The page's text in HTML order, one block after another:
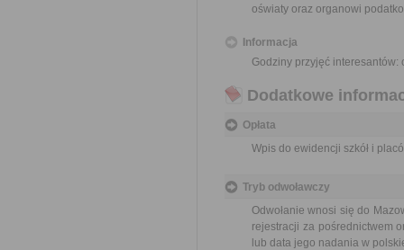
oświaty oraz organowi
Informacja
Godziny przyjęć interesantów:
Dodatkowe
Opłata
Wpis do ewidencji szkół i
Tryb odwoławczy
Odwołanie wnosi się do
rejestracji za pośrednictwem
lub data jego nadania w